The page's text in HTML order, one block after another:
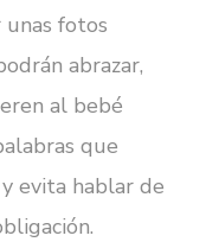
unas fotos
abrazar,
al bebé
que
evita hablar de